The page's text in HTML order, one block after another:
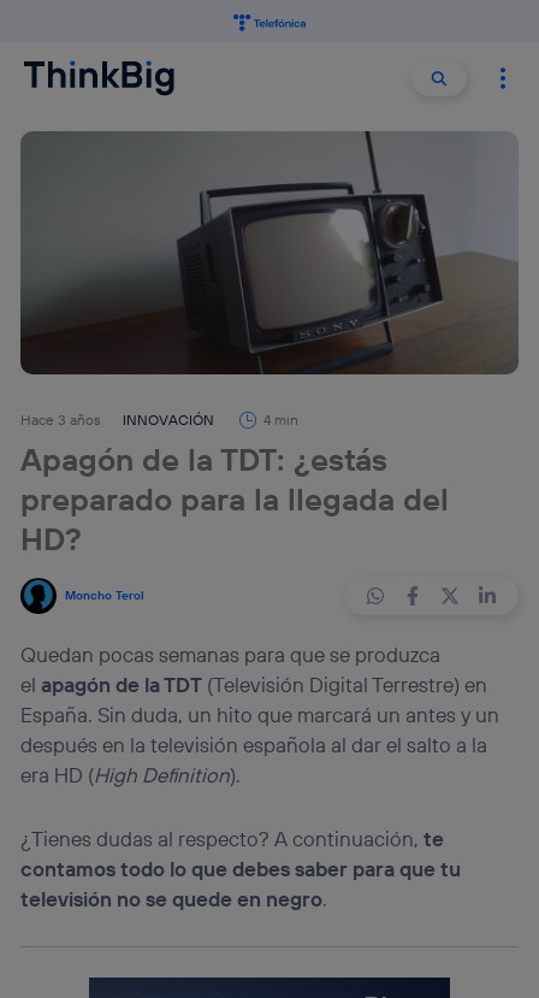
Buscar
Hace 3 años INNOVACIÓN 4 min
Apagón de la TDT: ¿estás
preparado para la llegada del
HD?
Moncho Terol
Quedan pocas semanas para que se produzca
el apagón de la TDT (Televisión Digital Terrestre) en
España. Sin duda, un hito que marcará un antes y un
después en la televisión española al dar el salto a la
era HD (High Definition).
¿Tienes dudas al respecto? A continuación,te
contamos todo lo que debes saber para que tu
televisión no se quede en negro.